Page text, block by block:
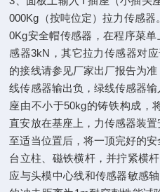
000Kg（按吨位定）拉力传感
0Kg安全帽传感器，在程序菜
感器3kN，其它拉力传感器对
的接线请参见厂家出厂报告为
线传感器输出负，绿线传感器
座由不小于50kg的铸铁构成，
直安放在基座上，力传感器装
至适当位置后，将一顶完好的
台立柱、磁铁横杆，并拧紧横
应与头模中心线和传感器敏感